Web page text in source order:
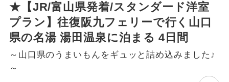
★【JR/富山県発着/スタンダード洋室
プラン】往復阪九フェリーで行く山口
県の名湯 湯田温泉に泊まる 4日間
～山口県のうまいもんをギュッと詰め込みました♪
～
現地添乗員同
行
現地到着空港（駅）から最終日出発空港
（駅）まで添乗員が同行します。
バスガイド乗
務
バスガイドが乗務し、車内での観光案内
があります。